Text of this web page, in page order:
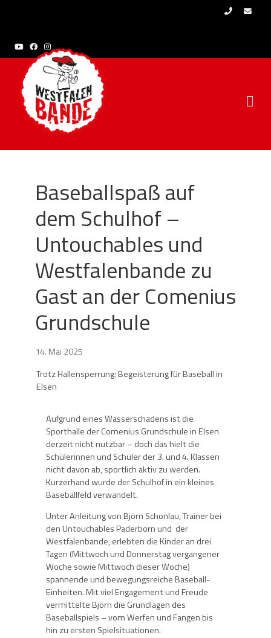
Baseballspaß auf
dem Schulhof –
Untouchables und
Westfalenbande zu
Gast an der Comenius
Grundschule
14. Mai 2025
Trotz Hallensperrung: Begeisterung für Baseball in
Elsen
Aufgrund eines Wasserschadens ist die
Sporthalle der Comenius Grundschule in Elsen
derzeit nicht nutzbar – doch das hielt die
Schülerinnen und Schüler der 3. und 4. Klassen
nicht davon ab, sportlich aktiv zu werden.
Kurzerhand wurde der Schulhof in ein kleines
Baseballfeld verwandelt.
Unter Anleitung von Björn Schonlau, Trainer bei
den Untouchables Paderborn und der
Westfalenbande, erlebten die Kinder an drei
Tagen (Mittwoch und Donnerstag vergangener
Woche sowie Mittwoch dieser Woche)
spannende und bewegungsreiche Baseball-
Einheiten. Mit viel Engagement und Freude
vermittelte Björn die Grundlagen des
Baseballspiels – vom Werfen und Fangen bis
hin zu ersten Spielsituationen.